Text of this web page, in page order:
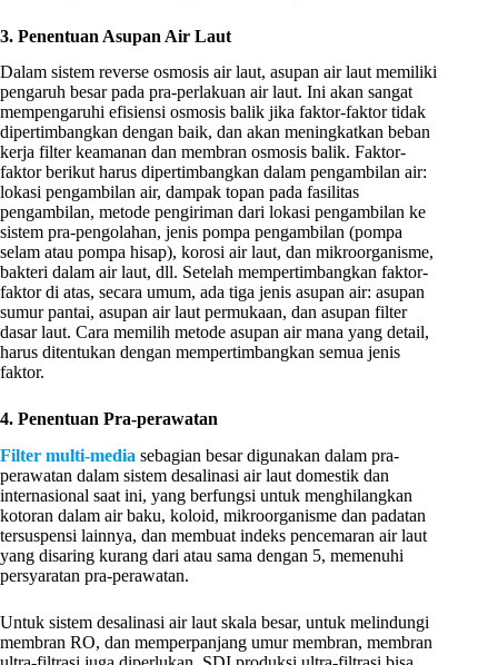
3. Penentuan Asupan Air Laut
Dalam sistem reverse osmosis air laut, asupan air laut memiliki
pengaruh besar pada pra-perlakuan air laut. Ini akan sangat
mempengaruhi efisiensi osmosis balik jika faktor-faktor tidak
dipertimbangkan dengan baik, dan akan meningkatkan beban
kerja filter keamanan dan membran osmosis balik. Faktor-
faktor berikut harus dipertimbangkan dalam pengambilan air:
lokasi pengambilan air, dampak topan pada fasilitas
pengambilan, metode pengiriman dari lokasi pengambilan ke
sistem pra-pengolahan, jenis pompa pengambilan (pompa
selam atau pompa hisap), korosi air laut, dan mikroorganisme,
bakteri dalam air laut, dll. Setelah mempertimbangkan faktor-
faktor di atas, secara umum, ada tiga jenis asupan air: asupan
sumur pantai, asupan air laut permukaan, dan asupan filter
dasar laut. Cara memilih metode asupan air mana yang detail,
harus ditentukan dengan mempertimbangkan semua jenis
faktor.
4. Penentuan Pra-perawatan
Filter multi-media sebagian besar digunakan dalam pra-
perawatan dalam sistem desalinasi air laut domestik dan
internasional saat ini, yang berfungsi untuk menghilangkan
kotoran dalam air baku, koloid, mikroorganisme dan padatan
tersuspensi lainnya, dan membuat indeks pencemaran air laut
yang disaring kurang dari atau sama dengan 5, memenuhi
persyaratan pra-perawatan.
Untuk sistem desalinasi air laut skala besar, untuk melindungi
membran RO, dan memperpanjang umur membran, membran